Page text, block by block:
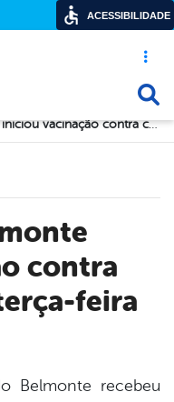
Acesso
São José do Belmonte iniciou vacinação contra covid-19 nesta terça-feira (19)
contra
feira
Belmonte recebeu
ACESSIBILIDADE